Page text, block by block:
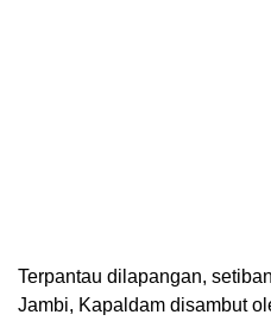
Terpantau dilapangan,
Jambi, Kapaldam disambut